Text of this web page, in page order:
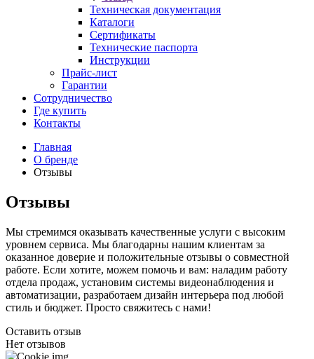
Техническая документация
Каталоги
Сертификаты
Технические паспорта
Инструкции
Прайс-лист
Гарантии
Сотрудничество
Где купить
Контакты
Главная
О бренде
Отзывы
Отзывы
Мы стремимся оказывать качественные услуги с высоким
уровнем сервиса. Мы благодарны нашим клиентам за
оказанное доверие и положительные отзывы о совместной
работе. Если хотите, можем помочь и вам: наладим работу
отдела продаж, установим системы видеонаблюдения и
автоматизации, разработаем дизайн интерьера под любой
стиль и бюджет. Просто свяжитесь с нами!
Оставить отзыв
Нет отзывов